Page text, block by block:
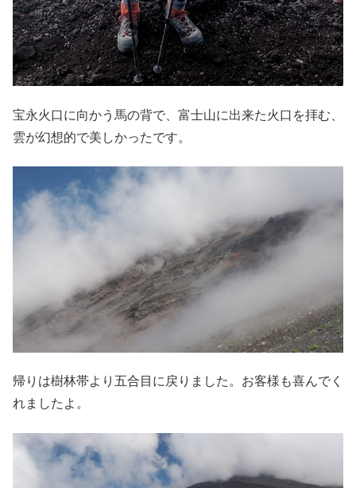
宝永火口に向かう馬の背で、富士山に出来た火口を拝む、
雲が幻想的で美しかったです。
帰りは樹林帯より五合目に戻りました。お客様も喜んでく
れましたよ。